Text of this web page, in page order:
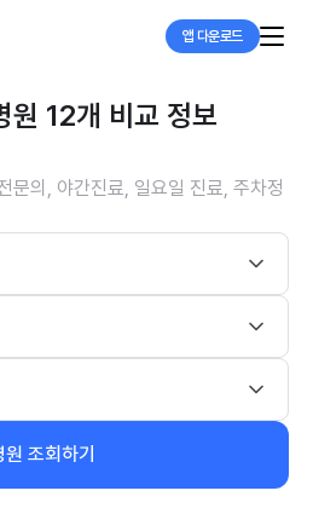
앱 다운로드
원 12개 비교 정보
문의, 야간진료, 일요일 진료, 주차정
원 조회하기